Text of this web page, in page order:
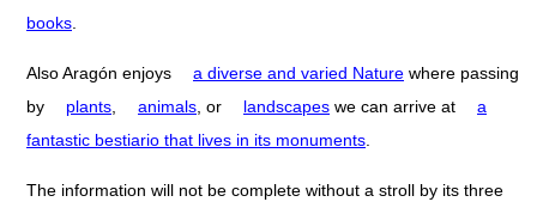
books
Also Aragón enjoys a diverse and varied Nature where passing
by
plants animals , or landscapes we can arrive at
a
fantastic bestiario that lives in its monuments
The information will not be complete without a stroll by its three